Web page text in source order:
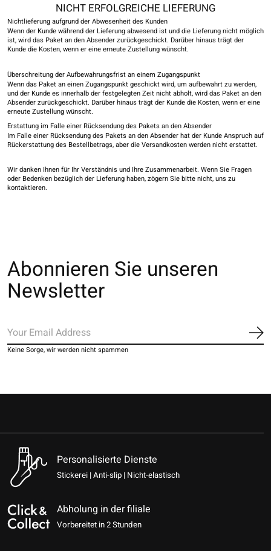
NICHT ERFOLGREICHE LIEFERUNG
Nichtlieferung aufgrund der Abwesenheit des Kunden
Wenn der Kunde während der Lieferung abwesend ist und die Lieferung nicht möglich
ist, wird das Paket an den Absender zurückgeschickt. Darüber hinaus trägt der
Kunde die Kosten, wenn er eine erneute Zustellung wünscht.
Überschreitung der Aufbewahrungsfrist an einem Zugangspunkt
Wenn das Paket an einen Zugangspunkt geschickt wird, um aufbewahrt zu werden,
und der Kunde es innerhalb der festgelegten Zeit nicht abholt, wird das Paket an den
Absender zurückgeschickt. Darüber hinaus trägt der Kunde die Kosten, wenn er eine
erneute Zustellung wünscht.
Erstattung im Falle einer Rücksendung des Pakets an den Absender
Im Falle einer Rücksendung des Pakets an den Absender hat der Kunde Anspruch auf
Rückerstattung des Bestellbetrags, aber die Versandkosten werden nicht erstattet.
Wir danken Ihnen für Ihr Verständnis und Ihre Zusammenarbeit. Wenn Sie Fragen
oder Bedenken bezüglich der Lieferung haben, zögern Sie bitte nicht, uns zu
kontaktieren.
Abonnieren Sie unseren
Newsletter
Keine Sorge, wir werden nicht spammen
Personalisierte Dienste
Stickerei | Anti-slip | Nicht-elastisch
Abholung in der filiale
Vorbereitet in 2 Stunden